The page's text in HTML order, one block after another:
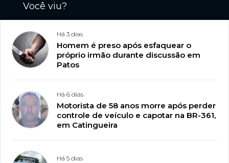
Você viu?
Há 3 dias
Homem é preso após esfaquear o
próprio irmão durante discussão em
Patos
Há 6 dias
Motorista de 58 anos morre após perder
controle de veículo e capotar na BR-361,
em Catingueira
Há 5 dias